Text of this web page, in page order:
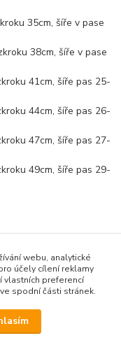
35cm, šíře v pase
38cm, šíře v pase
41cm, šíře pas 25-
44cm, šíře pas 26-
47cm, šíře pas 27-
49cm, šíře pas 29-
webu, analytické
účely cílení reklamy
vlastních preferencí
spodní části stránek.